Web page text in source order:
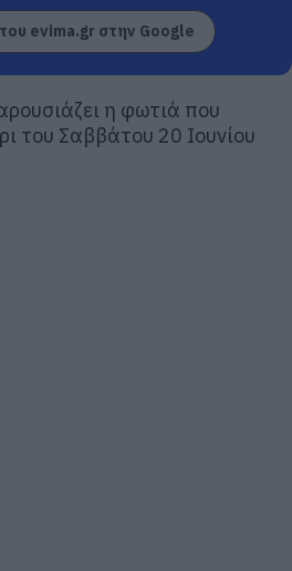
evima.gr στην Google
η φωτιά που
του Σαββάτου 20 Ιουνίου